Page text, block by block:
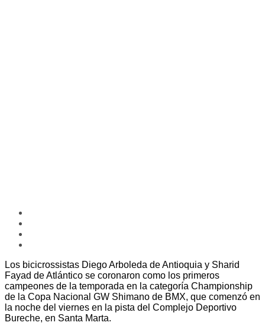
Los bicicrossistas Diego Arboleda de Antioquia y Sharid
Fayad de Atlántico se coronaron como los primeros
campeones de la temporada en la categoría Championship
de la Copa Nacional GW Shimano de BMX, que comenzó en
la noche del viernes en la pista del Complejo Deportivo
Bureche, en Santa Marta.